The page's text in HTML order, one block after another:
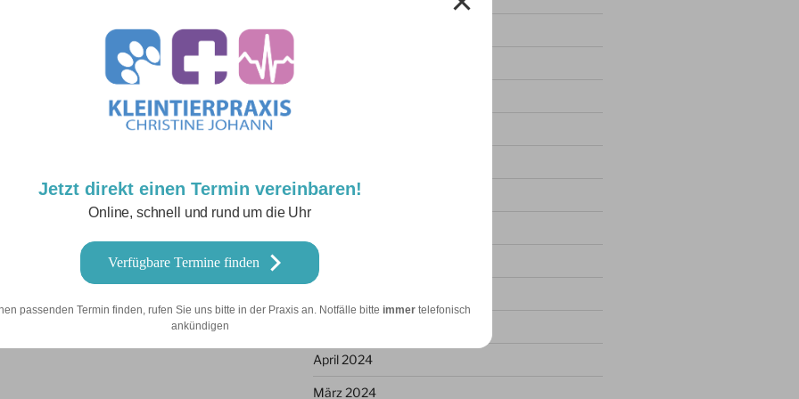
Jetzt direkt einen Termin vereinbaren!
Online, schnell und rund um die Uhr
Verfügbare Termine finden
passenden Termin finden, rufen Sie uns bitte in der Praxis an. Notfälle bitte immer telefonisch
ankündigen
uns !
und Nachtzeit bei uns Termine
Petleo App! Online, einfach und
in unserer Praxis zur
beim Besuch auf unserer
Profil.
Januar 2025
April 2024
März 2024